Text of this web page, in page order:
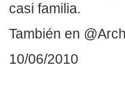
casi familia.
También en
10/06/2010